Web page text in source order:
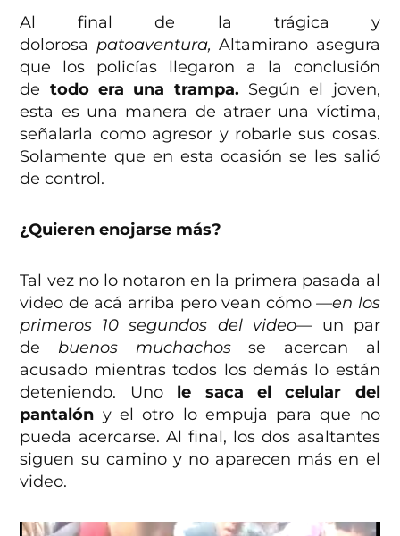
Al final de la trágica y
dolorosa patoaventura,Altamirano asegura
que los policías llegaron a la conclusión
de todo era una trampa. Según el joven,
esta es una manera de atraer una víctima,
señalarla como agresor y robarle sus cosas.
Solamente que en esta ocasión se les salió
de control.
¿Quieren enojarse más?
Tal vez no lo notaron en la primera pasada al
video de acá arriba pero vean cómo—en los
primeros 10 segundos del video— un par
de buenos muchachosse acercan al
acusado mientras todos los demás lo están
deteniendo. Unole saca el celular del
pantalón y el otro lo empuja para que no
pueda acercarse. Al final, los dos asaltantes
siguen su camino y no aparecen más en el
video.